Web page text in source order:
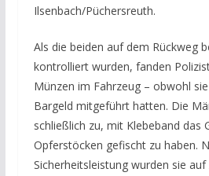
Ilsenbach/Püchersreuth.
Als die beiden auf dem Rückweg
kontrolliert wurden, fanden
Münzen im Fahrzeug – obwohl
Bargeld mitgeführt hatten. Die
schließlich zu, mit Klebeband das
Opferstöcken gefischt zu haben.
Sicherheitsleistung wurden sie